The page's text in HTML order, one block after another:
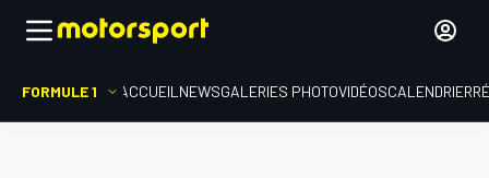
FORMULE 1 ACCUEIL NEWSGALERIES PHOTOVIDÉOSCALENDRIER